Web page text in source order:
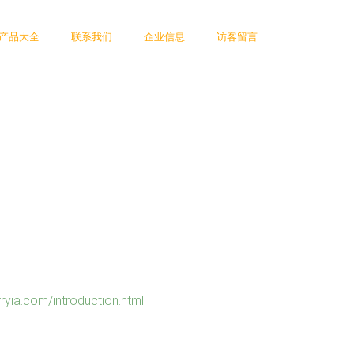
产品大全 联系我们 企业信息 访客留言
introduction.html